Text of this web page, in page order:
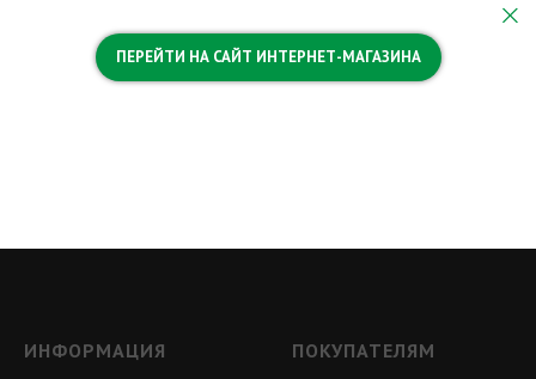
ПЕРЕЙТИ НА САЙТ ИНТЕРНЕТ-МАГАЗИНА
ИНФОРМАЦИЯ
ПОКУПАТЕЛЯМ